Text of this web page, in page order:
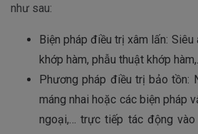
như sau:
Biện pháp điều trị xâm lấn:
khớp hàm, phẫu thuật khớp
Phương pháp điều trị bảo tồn:
máng nhai hoặc các biện pháp
ngoại,… trực tiếp tác động